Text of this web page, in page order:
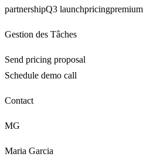
partnershipQ3 launchpricingpremium
Gestion des Tâches
Send pricing proposal
Schedule demo call
Contact
MG
Maria Garcia